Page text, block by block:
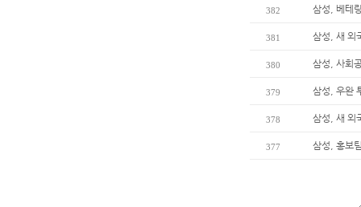
382 삼성, 베테
381 삼성, 새 외
380 삼성, 사회
379 삼성, 우완
378 삼성, 새 외
377 삼성, 홍보